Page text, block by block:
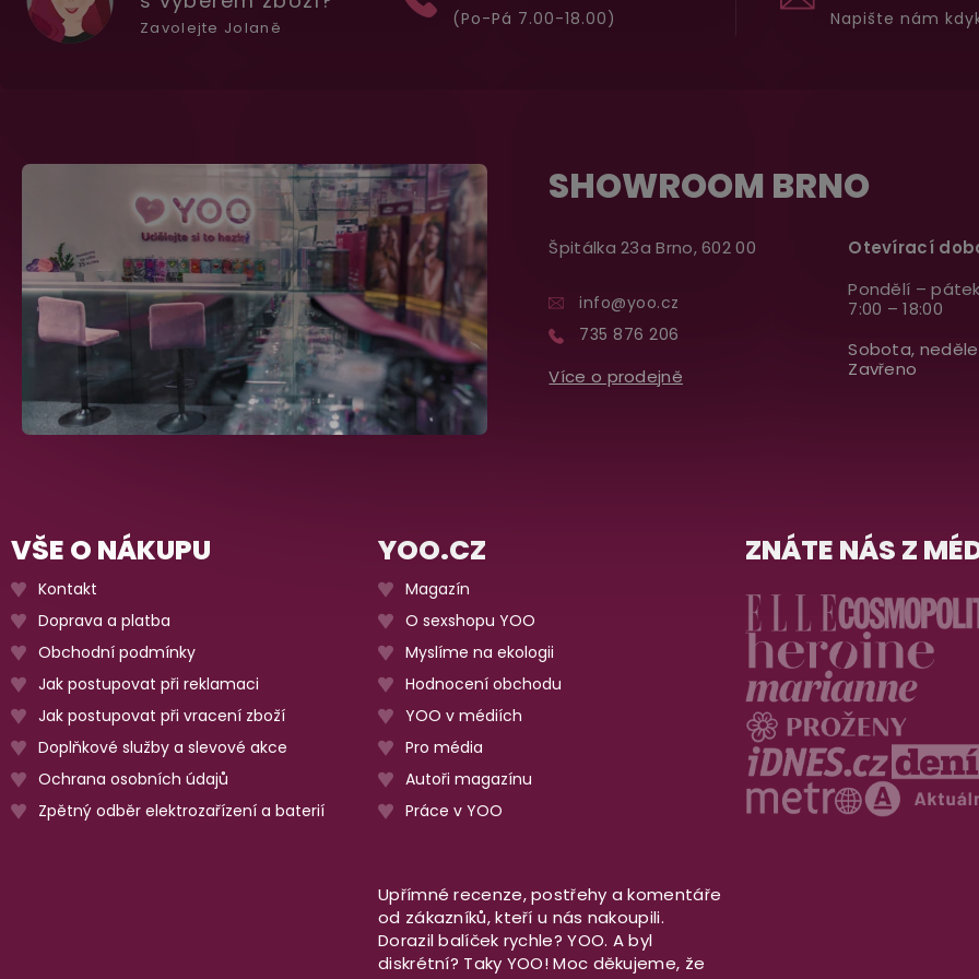
Napište nám
(Po-Pá 7.00-18.00)
Zavolejte Jolaně
SHOWROOM BRNO
Špitálka 23a Brno, 602 00
info@yoo.cz
735 876 206
Více o prodejně
Otevírací
Pondělí –
7:00 – 18:00
Sobota, neděle
Zavřeno
VŠE O NÁKUPU
Kontakt
Doprava a platba
Obchodní podmínky
Jak postupovat při reklamaci
Jak postupovat při vracení zboží
Doplňkové služby a slevové akce
Ochrana osobních údajů
Zpětný odběr elektrozařízení a baterií
YOO.CZ
Magazín
O sexshopu YOO
Myslíme na ekologii
Hodnocení obchodu
YOO v médiích
Pro média
Autoři magazínu
Práce v YOO
ZNÁTE NÁS Z
Upřímné recenze, postřehy a komentáře
od zákazníků, kteří u nás nakoupili.
Dorazil balíček rychle? YOO. A byl
diskrétní? Taky YOO! Moc děkujeme, že